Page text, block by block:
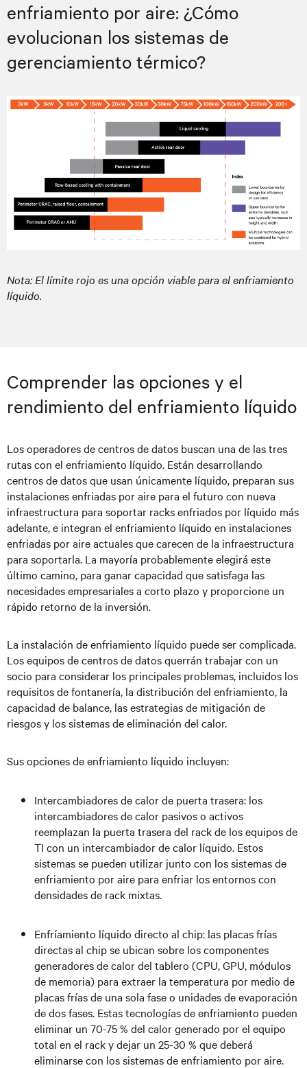
enfriamiento por aire: ¿Cómo
evolucionan los sistemas de
gerenciamiento térmico?
Nota: El límite rojo es una opción viable para el enfriamiento
líquido.
Comprender las opciones y el
rendimiento del enfriamiento líquido
Los operadores de centros de datos buscan una de las tres
rutas con el enfriamiento líquido. Están desarrollando
centros de datos que usan únicamente líquido, preparan sus
instalaciones enfriadas por aire para el futuro con nueva
infraestructura para soportar racks enfriados por líquido más
adelante, e integran el enfriamiento líquido en instalaciones
enfriadas por aire actuales que carecen de la infraestructura
para soportarla. La mayoría probablemente elegirá este
último camino, para ganar capacidad que satisfaga las
necesidades empresariales a corto plazo y proporcione un
rápido retorno de la inversión.
La instalación de enfriamiento líquido puede ser complicada.
Los equipos de centros de datos querrán trabajar con un
socio para considerar los principales problemas, incluidos los
requisitos de fontanería, la distribución del enfriamiento, la
capacidad de balance, las estrategias de mitigación de
riesgos y los sistemas de eliminación del calor.
Sus opciones de enfriamiento líquido incluyen:
Intercambiadores de calor de puerta trasera: los
intercambiadores de calor pasivos o activos
reemplazan la puerta trasera del rack de los equipos de
TI con un intercambiador de calor líquido. Estos
sistemas se pueden utilizar junto con los sistemas de
enfriamiento por aire para enfriar los entornos con
densidades de rack mixtas.
Enfríamiento líquido directo al chip: las placas frías
directas al chip se ubican sobre los componentes
generadores de calor del tablero (CPU, GPU, módulos
de memoria) para extraer la temperatura por medio de
placas frías de una sola fase o unidades de evaporación
de dos fases. Estas tecnologías de enfriamiento pueden
eliminar un 70-75 % del calor generado por el equipo
total en el rack y dejar un 25-30 % que deberá
eliminarse con los sistemas de enfriamiento por aire.